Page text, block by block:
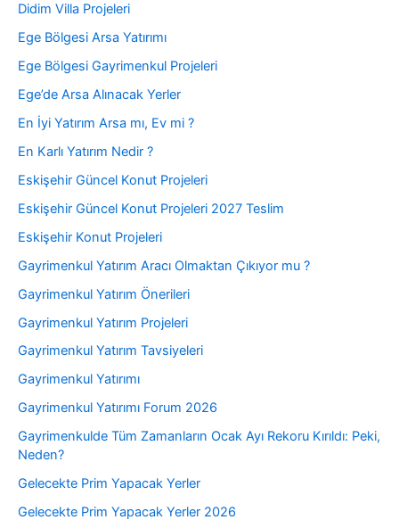
Didim Villa Projeleri
Ege Bölgesi Arsa Yatırımı
Ege Bölgesi Gayrimenkul Projeleri
Ege’de Arsa Alınacak Yerler
En İyi Yatırım Arsa mı, Ev mi ?
En Karlı Yatırım Nedir ?
Eskişehir Güncel Konut Projeleri
Eskişehir Güncel Konut Projeleri 2027 Teslim
Eskişehir Konut Projeleri
Gayrimenkul Yatırım Aracı Olmaktan Çıkıyor mu ?
Gayrimenkul Yatırım Önerileri
Gayrimenkul Yatırım Projeleri
Gayrimenkul Yatırım Tavsiyeleri
Gayrimenkul Yatırımı
Gayrimenkul Yatırımı Forum 2026
Gayrimenkulde Tüm Zamanların Ocak Ayı Rekoru Kırıldı: Peki,
Neden?
Gelecekte Prim Yapacak Yerler
Gelecekte Prim Yapacak Yerler 2026